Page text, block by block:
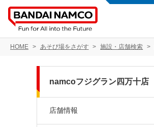
HOME あそび場をさがす 施設・店舗検索
namcoフジグラン四万十店
店舗情報